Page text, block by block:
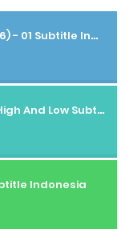
Ichijigen no Sashiki (2026) - 01 Subtitle Indonesia
Seluruh Link Download High And Low Subtitle Indonesia
Indonesia